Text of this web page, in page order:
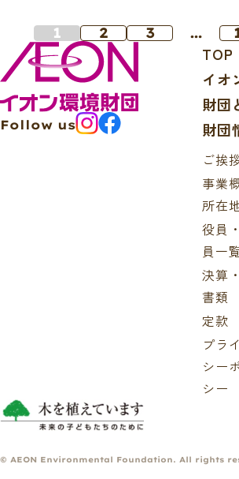
1 2 3 …
Follow us
TOP
イオ
財団
財団
ご挨
事業
所在
役員
員一
決算
書類
定款
プラ
シー
シー
© AEON Environmental Foundation. All rights